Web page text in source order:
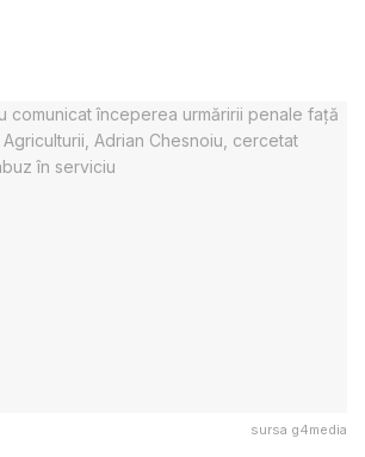
sursa g4media